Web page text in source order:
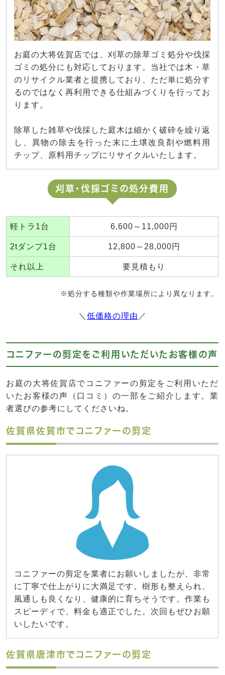
お庭の大将佐賀店では、刈草の除草ゴミ処分や伐採
ゴミの処分にも対応しております。当社では木・草
のリサイクル業者と提携しており、ただ単に処分す
るのではなく再利用できる仕組みづくりを行ってお
ります。
除草した雑草や伐採した庭木は細かく破砕を繰り返
し、異物の除去を行った末に土壌改良剤や燃料用
チップ、原料用チップにリサイクルいたします。
刈草・伐採ゴミの処分費用
軽トラ1台 6,600～11,000円
2tダンプ1台 12,800～28,000円
それ以上 要見積もり
※処分する種類や作業場所により異なります。
＼ 低価格の理由 ／
コニファーの剪定をご利用いただいたお客様の声
お庭の大将佐賀店でコニファーの剪定をご利用いただ
いたお客様の声（口コミ）の一部をご紹介します。業
者選びの参考にしてくださいね。
佐賀県佐賀市でコニファーの剪定
コニファーの剪定を業者にお願いしましたが、非常
に丁寧で仕上がりに大満足です。樹形も整えられ、
風通しも良くなり、健康的に育ちそうです。作業も
スピーディで、料金も適正でした。次回もぜひお願
いしたいです。
佐賀県唐津市でコニファーの剪定